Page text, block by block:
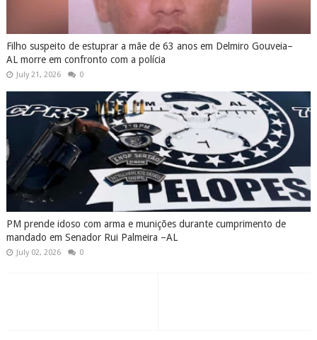
Filho suspeito de estuprar a mãe de 63 anos em Delmiro Gouveia–
AL morre em confronto com a polícia
July 21, 2026 0
PM prende idoso com arma e munições durante cumprimento de
mandado em Senador Rui Palmeira –AL
July 02, 2026 0